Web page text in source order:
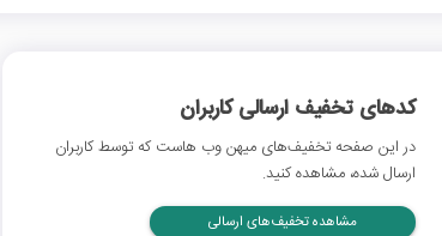
کدهای تخفیف ارسالی کاربران
در این صفحه تخفیف‌های میهن وب هاست که توسط کاربران
ارسال شده، مشاهده کنید.
مشاهده تخفیف‌های ارسالی